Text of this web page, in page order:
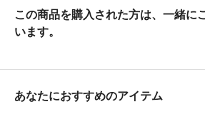
この商品を購入された方は、一緒に
います。
あなたにおすすめのアイテム